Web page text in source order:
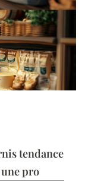
tendance
pro